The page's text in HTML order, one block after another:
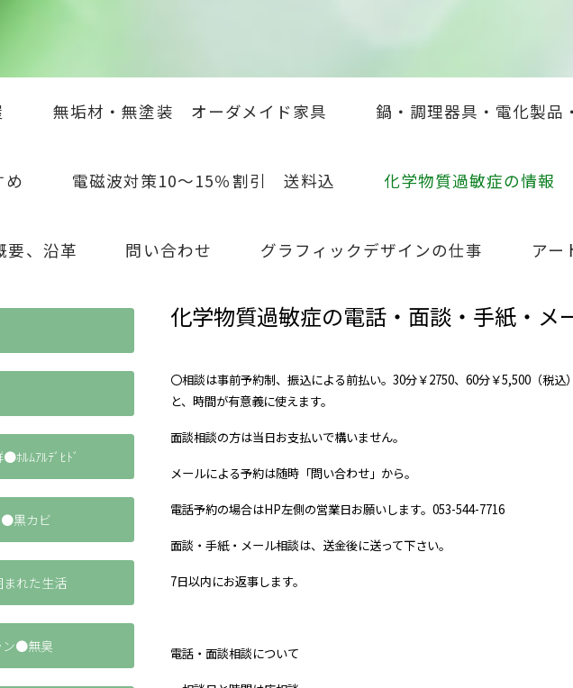
無垢材・無塗装 オーダメイド家具 鍋・調理器具・電化製品
め 電磁波対策10～15％割引 送料込 化学物質過敏症の情報
要、沿革 問い合わせ グラフィックデザインの仕事 アー
ﾎﾙﾑｱﾙﾃﾞﾋﾄﾞ
黒カビ
れた生活
●無臭
化学物質過敏症の電話・面談・手紙・メ
〇相談は事前予約制、振込による前払い。30分￥2750、60分￥5,500（税
と、時間が有意義に使えます。
面談相談の方は当日お支払いで構いません。
メールによる予約は随時「問い合わせ」から。
電話予約の場合はHP左側の営業日お願いします。053-544-7716
面談・手紙・メール相談は、送金後に送って下さい。
7日以内にお返事します。
電話・面談相談について